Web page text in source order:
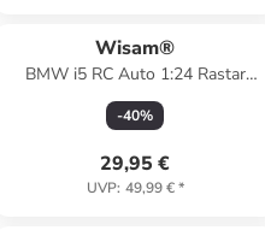
Wisam®
BMW i5 RC Auto 1:24 Rastar
ferngesteuert
-40%
29,95 €
UVP: 49,99 €*